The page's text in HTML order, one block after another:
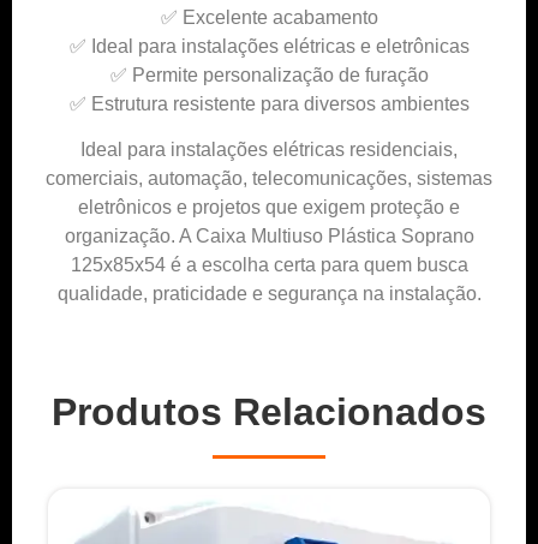
✅ Excelente acabamento
✅ Ideal para instalações elétricas e eletrônicas
✅ Permite personalização de furação
✅ Estrutura resistente para diversos ambientes
Ideal para instalações elétricas residenciais,
comerciais, automação, telecomunicações, sistemas
eletrônicos e projetos que exigem proteção e
organização. A Caixa Multiuso Plástica Soprano
125x85x54 é a escolha certa para quem busca
qualidade, praticidade e segurança na instalação.
Produtos Relacionados